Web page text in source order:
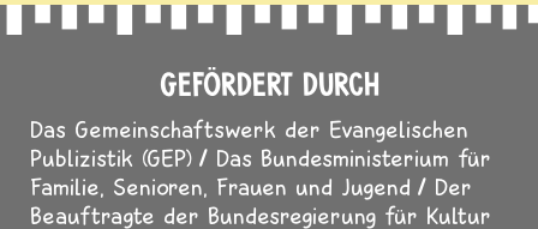
GEFÖRDERT DURCH
Das Gemeinschaftswerk der Evangelischen
Publizistik (GEP)
Das Bundesministerium für
Familie, Senioren, Frauen und Jugend
Der
Beauftragte der Bundesregierung für Kultur